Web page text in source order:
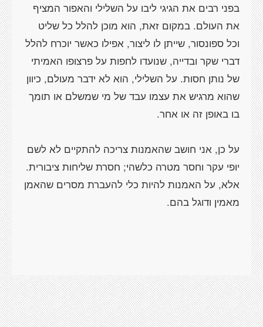
בפני רבים את הגיגי ליבו על השלילי והאפור המציף
את העולם. במקום זאת, הוא מוכן להלל כל שליט
וכל ספונסור, שייתן לו ליצור, אפילו כאשר יוכרח להלל
דברי שקר ובדייה, שנועדו לחפות על פרצופו האמיתי
של נותן חסות. על השלילי, הוא לא ידבר מעולם, כיוון
שהוא מרגיש את עצמו עבד של מי שמשלם או תומך
על כן, אני חושב שהאמנות צריכה להתקיים לא לשם
יופי עקר וחסר מטרה כלשהי; חסרת שליחות ציבורית.
אלא, על האמנות להיות כלי להעברת מסרים שהאמן